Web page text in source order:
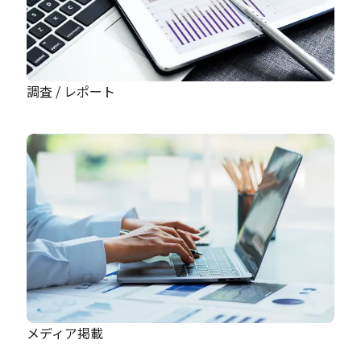
調査 / レポート
メディア掲載